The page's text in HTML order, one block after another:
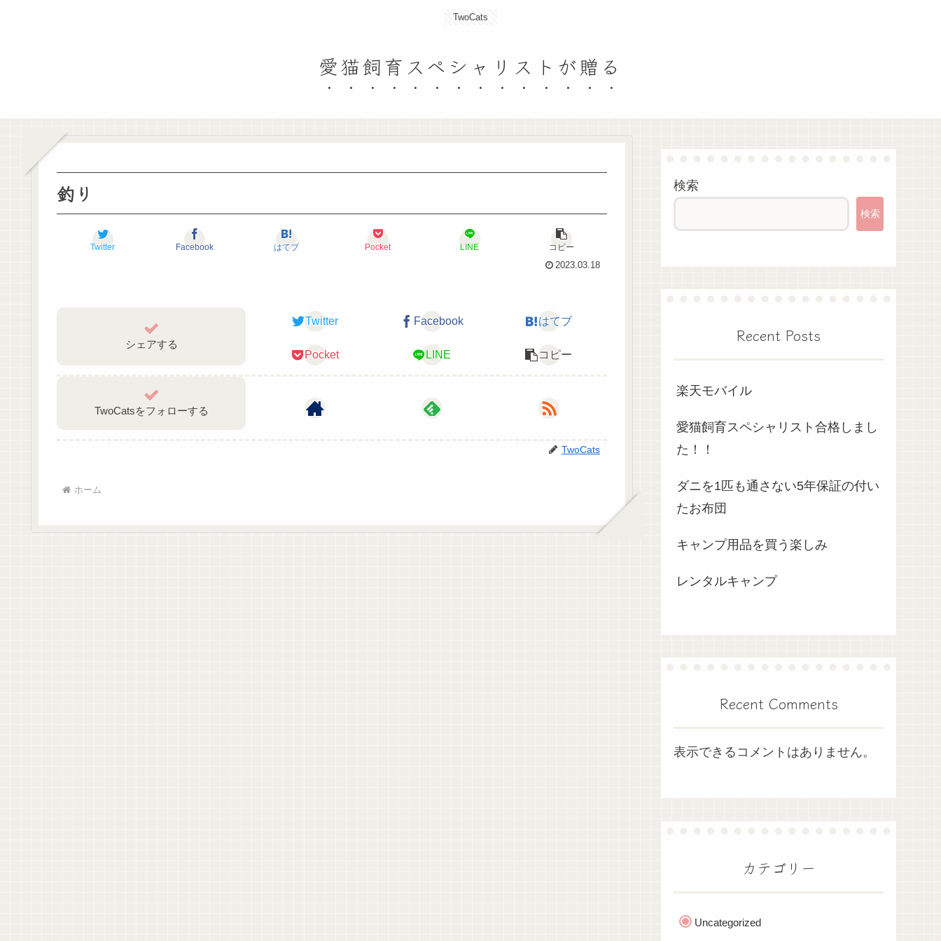
TwoCats
愛猫飼育スペシャリストが贈る
釣り
Twitter Facebook はてブ Pocket LINE
コピー
2023.03.18
シェアする
Twitter Facebook はてブ
Pocket LINE コピー
TwoCatsをフォローする
TwoCats
ホーム
検索
検索
Recent Posts
楽天モバイル
愛猫飼育スペシャリスト合格しまし
た！！
ダニを1匹も通さない5年保証の付い
たお布団
キャンプ用品を買う楽しみ
レンタルキャンプ
Recent Comments
表示できるコメントはありません。
カテゴリー
Uncategorized